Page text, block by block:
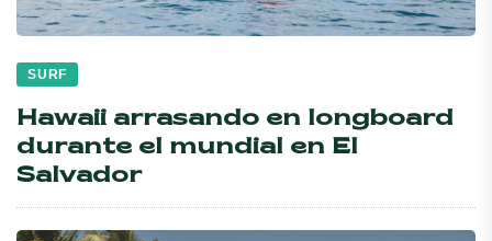
SURF
Hawaii arrasando en longboard
durante el mundial en El
Salvador